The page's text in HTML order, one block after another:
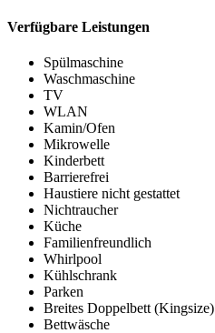
Verfügbare Leistungen
Spülmaschine
Waschmaschine
TV
WLAN
Kamin/Ofen
Mikrowelle
Kinderbett
Barrierefrei
Haustiere nicht gestattet
Nichtraucher
Küche
Familienfreundlich
Whirlpool
Kühlschrank
Parken
Breites Doppelbett (Kingsize)
Bettwäsche